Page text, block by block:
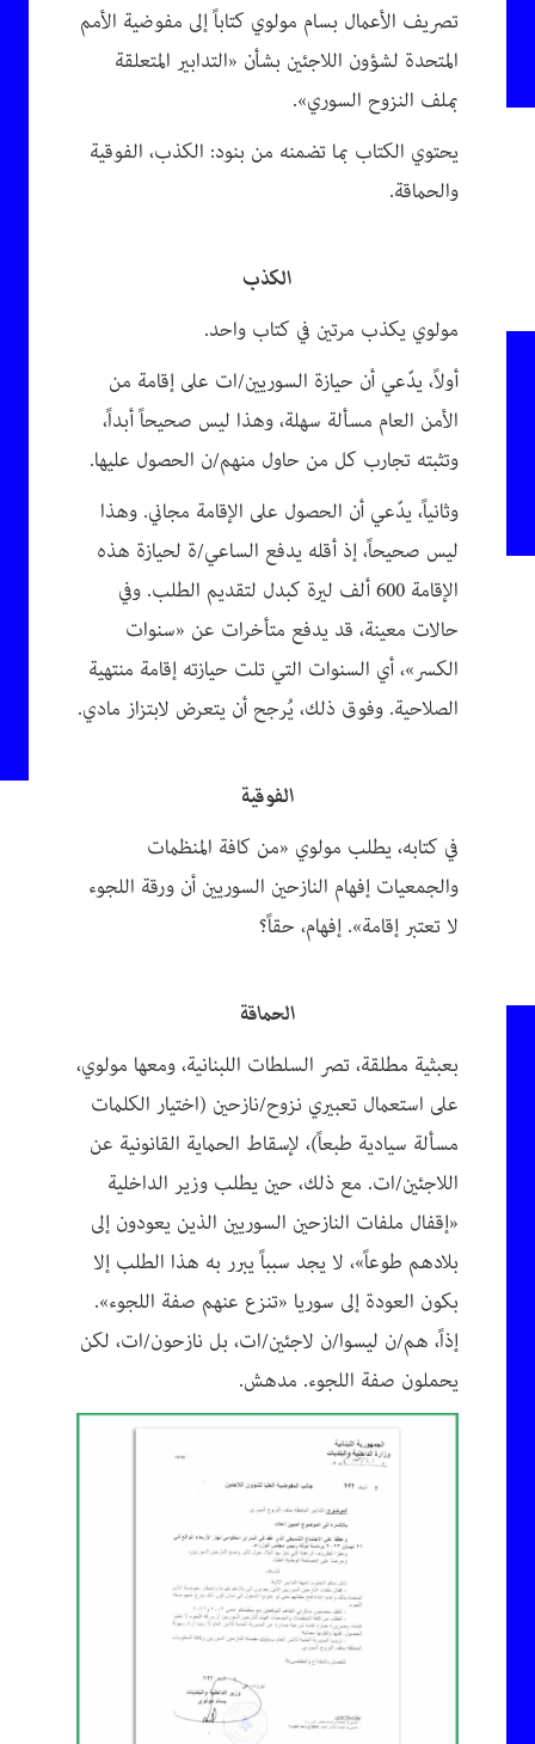
تصريف الأعمال بسام مولوي كتاباً إلى مفوضية الأمم
المتحدة لشؤون اللاجئين بشأن «التدابير المتعلقة
بملف النزوح السوري».
يحتوي الكتاب بما تضمنه من بنود: الكذب، الفوقية
والحماقة.
الكذب
مولوي يكذب مرتين في كتاب واحد.
أولاً، يدّعي أن حيازة السوريين/ات على إقامة من
الأمن العام مسألة سهلة، وهذا ليس صحيحاً أبداً،
وتثبته تجارب كل من حاول منهم/ن الحصول عليها.
وثانياً، يدّعي أن الحصول على الإقامة مجاني. وهذا
ليس صحيحاً، إذ أقله يدفع الساعي/ة لحيازة هذه
الإقامة 600 ألف ليرة كبدل لتقديم الطلب. وفي
حالات معينة، قد يدفع متأخرات عن «سنوات
الكسر»، أي السنوات التي تلت حيازته إقامة منتهية
الصلاحية. وفوق ذلك، يُرجح أن يتعرض لابتزاز مادي.
الفوقية
في كتابه، يطلب مولوي «من كافة المنظمات
والجمعيات إفهام النازحين السوريين أن ورقة اللجوء
لا تعتبر إقامة». إفهام، حقاً؟
الحماقة
بعبثية مطلقة، تصر السلطات اللبنانية، ومعها مولوي،
على استعمال تعبيري نزوح/نازحين (اختيار الكلمات
مسألة سيادية طبعاً)، لإسقاط الحماية القانونية عن
اللاجئين/ات. مع ذلك، حين يطلب وزير الداخلية
«إقفال ملفات النازحين السوريين الذين يعودون إلى
بلادهم طوعاً»، لا يجد سبباً يبرر به هذا الطلب إلا
بكون العودة إلى سوريا «تنزع عنهم صفة اللجوء».
إذاً، هم/ن ليسوا/ن لاجئين/ات، بل نازحون/ات، لكن
يحملون صفة اللجوء. مدهش.